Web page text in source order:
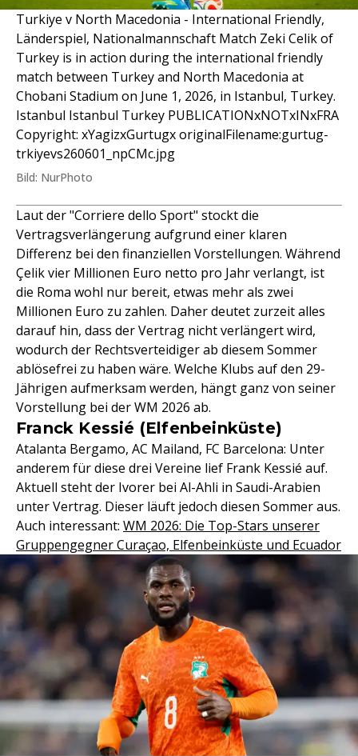
Turkiye v North Macedonia - International Friendly,
Länderspiel, Nationalmannschaft Match Zeki Celik of
Turkey is in action during the international friendly
match between Turkey and North Macedonia at
Chobani Stadium on June 1, 2026, in Istanbul, Turkey.
Istanbul Istanbul Turkey PUBLICATIONxNOTxINxFRA
Copyright: xYagizxGurtugx originalFilename:gurtug-
trkiyevs260601_npCMc.jpg
Bild: NurPhoto
Laut der "Corriere dello Sport" stockt die
Vertragsverlängerung aufgrund einer klaren
Differenz bei den finanziellen Vorstellungen. Während
Çelik vier Millionen Euro netto pro Jahr verlangt, ist
die Roma wohl nur bereit, etwas mehr als zwei
Millionen Euro zu zahlen. Daher deutet zurzeit alles
darauf hin, dass der Vertrag nicht verlängert wird,
wodurch der Rechtsverteidiger ab diesem Sommer
ablösefrei zu haben wäre. Welche Klubs auf den 29-
Jährigen aufmerksam werden, hängt ganz von seiner
Vorstellung bei der WM 2026 ab.
Franck Kessié (Elfenbeinküste)
Atalanta Bergamo, AC Mailand, FC Barcelona: Unter
anderem für diese drei Vereine lief Frank Kessié auf.
Aktuell steht der Ivorer bei Al-Ahli in Saudi-Arabien
unter Vertrag. Dieser läuft jedoch diesen Sommer aus.
Auch interessant: WM 2026: Die Top-Stars unserer
Gruppengegner Curaçao, Elfenbeinküste und Ecuador